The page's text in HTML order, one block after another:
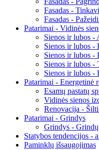
Fasadas -
Fasadas -
Patarimai - Vidinės
Sienos ir lubos -
Sienos ir lubos -
Sienos ir lubos -
Sienos ir lubos -
Sienos ir lubos -
Patarimai - Energetinė
Esamų pastatų
Vidinės sienos
Renovacija -
Patarimai - Grindys
Grindys -
Statybos tendencijos -
Paminklų išsaugojimas